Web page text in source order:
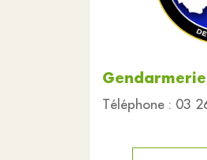
Téléphone : 03